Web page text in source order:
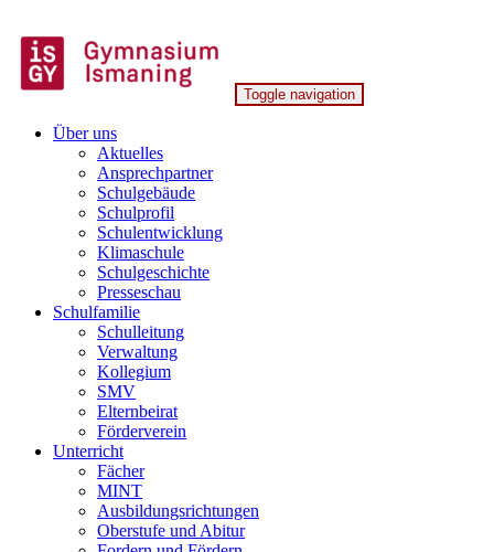
to
content
Gymnasium Ismaning
Toggle navigation
Über uns
Aktuelles
Ansprechpartner
Schulgebäude
Schulprofil
Schulentwicklung
Klimaschule
Schulgeschichte
Presseschau
Schulfamilie
Schulleitung
Verwaltung
Kollegium
SMV
Elternbeirat
Förderverein
Unterricht
Fächer
MINT
Ausbildungsrichtungen
Oberstufe und Abitur